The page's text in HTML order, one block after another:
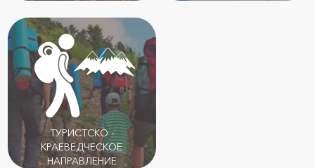
ТУРИСТСКО -
КРАЕВЕДЧЕСКОЕ
НАПРАВЛЕНИЕ